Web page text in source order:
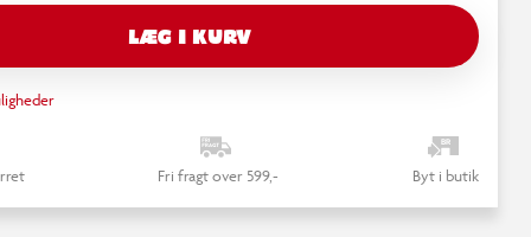
LÆG I KURV
Fri fragt over 599,- Byt i butik